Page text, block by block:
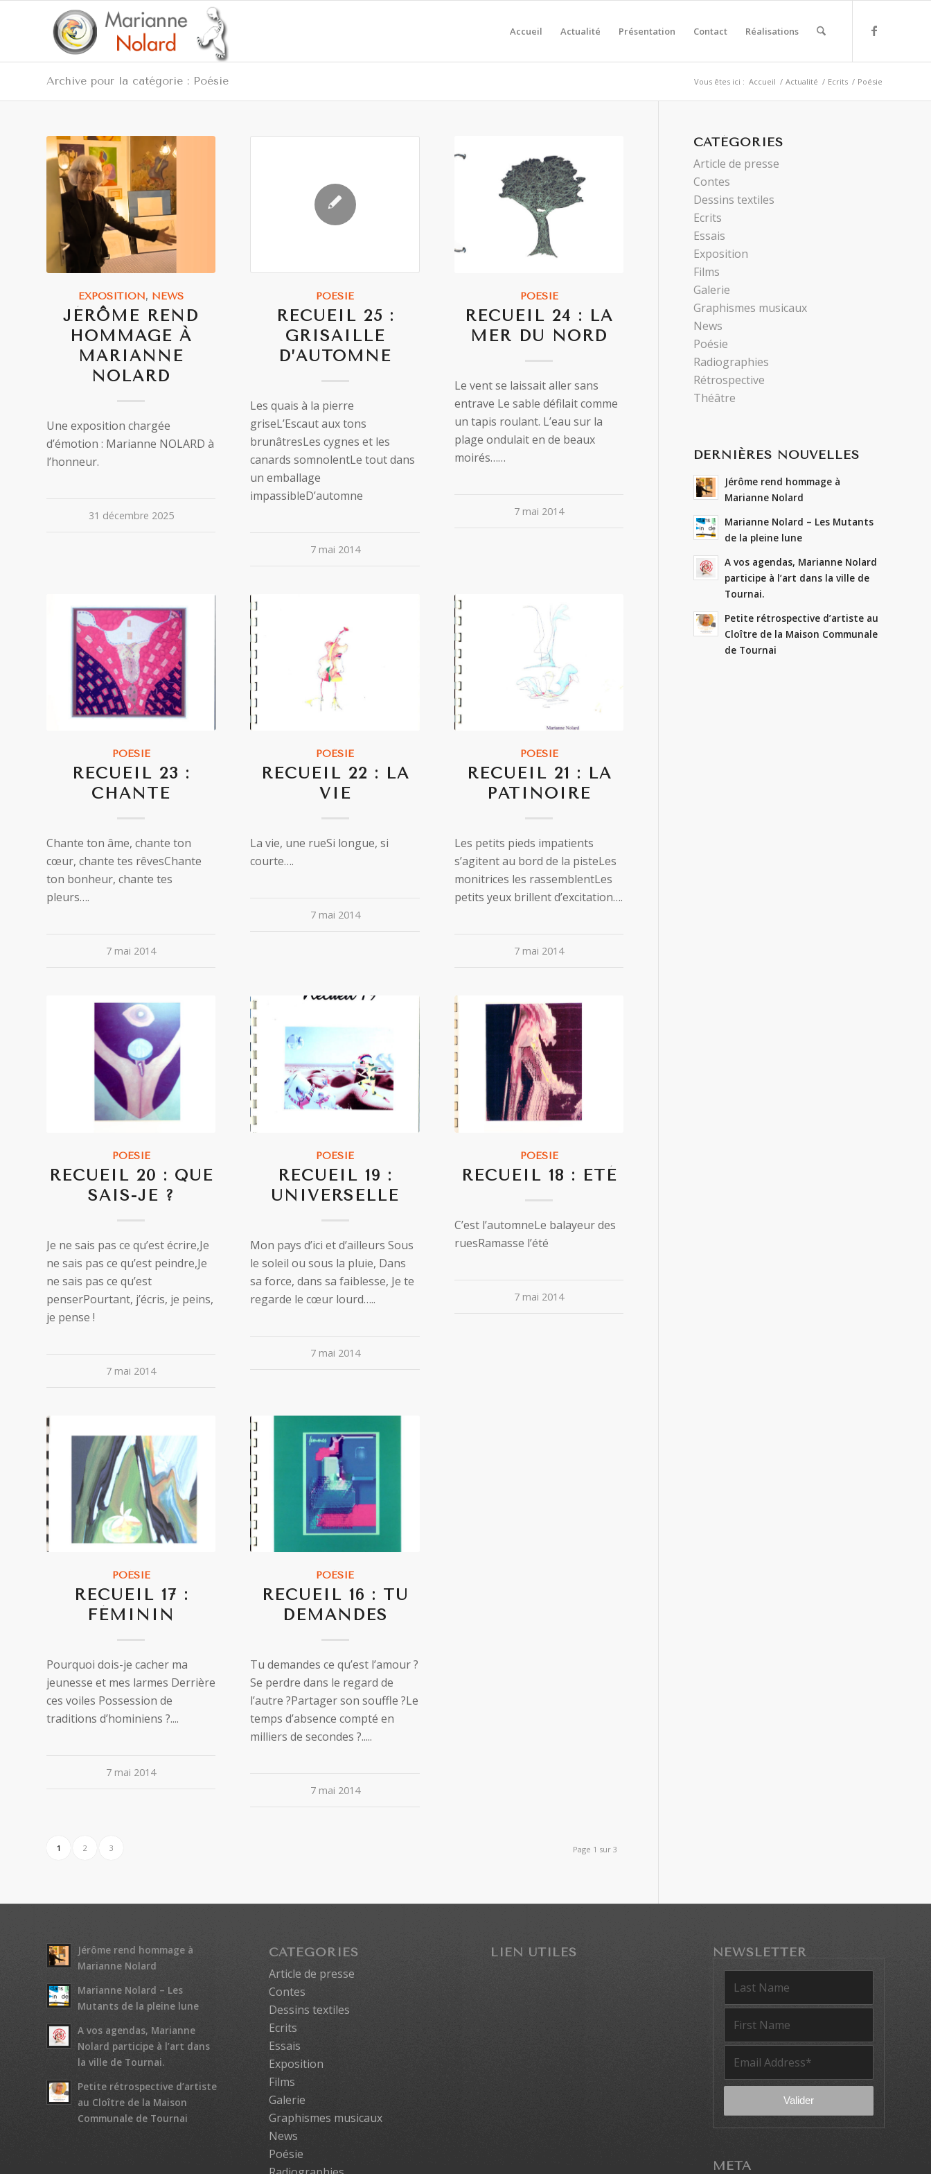
Accueil Actualité Présentation Contact Réalisations
Archive pour la catégorie : Poésie Vous êtes ici : Accueil / Actualité / Ecrits / Poésie
EXPOSITION, NEWS
JÉRÔME REND
HOMMAGE À
MARIANNE
NOLARD
Une exposition chargée
d’émotion : Marianne NOLARD à
l’honneur.
31 décembre 2025
POÉSIE
RECUEIL 25 :
GRISAILLE
D’AUTOMNE
Les quais à la pierre
griseL’Escaut aux tons
brunâtresLes cygnes et les
canards somnolentLe tout dans
un emballage
impassibleD’automne
7 mai 2014
POÉSIE
RECUEIL 24 : LA
MER DU NORD
Le vent se laissait aller sans
entrave Le sable défilait comme
un tapis roulant. L’eau sur la
plage ondulait en de beaux
moirés……
7 mai 2014
POÉSIE
RECUEIL 23 :
CHANTE
Chante ton âme, chante ton
cœur, chante tes rêvesChante
ton bonheur, chante tes
pleurs….
7 mai 2014
POÉSIE
RECUEIL 22 : LA
VIE
La vie, une rueSi longue, si
courte….
7 mai 2014
POÉSIE
RECUEIL 21 : LA
PATINOIRE
Les petits pieds impatients
s’agitent au bord de la pisteLes
monitrices les rassemblentLes
petits yeux brillent d’excitation….
7 mai 2014
POÉSIE
RECUEIL 20 : QUE
SAIS-JE ?
Je ne sais pas ce qu’est écrire,Je
ne sais pas ce qu’est peindre,Je
ne sais pas ce qu’est
penserPourtant, j’écris, je peins,
je pense !
7 mai 2014
POÉSIE
RECUEIL 19 :
UNIVERSELLE
Mon pays d’ici et d’ailleurs Sous
le soleil ou sous la pluie, Dans
sa force, dans sa faiblesse, Je te
regarde le cœur lourd…..
7 mai 2014
POÉSIE
RECUEIL 18 : ETÉ
C’est l’automneLe balayeur des
ruesRamasse l’été
7 mai 2014
POÉSIE
RECUEIL 17 :
FÉMININ
Pourquoi dois-je cacher ma
jeunesse et mes larmes Derrière
ces voiles Possession de
traditions d’hominiens ?....
7 mai 2014
POÉSIE
RECUEIL 16 : TU
DEMANDES
Tu demandes ce qu’est l’amour ?
Se perdre dans le regard de
l’autre ?Partager son souffle ?Le
temps d’absence compté en
milliers de secondes ?.....
7 mai 2014
Page 1 sur 3
1 2 3
CATÉGORIES
Article de presse
Contes
Dessins textiles
Ecrits
Essais
Exposition
Films
Galerie
Graphismes musicaux
News
Poésie
Radiographies
Rétrospective
Théâtre
DERNIÈRES NOUVELLES
Jérôme rend hommage à
Marianne Nolard
Marianne Nolard – Les Mutants
de la pleine lune
A vos agendas, Marianne Nolard
participe à l’art dans la ville de
Tournai.
Petite rétrospective d’artiste au
Cloître de la Maison Communale
de Tournai
Jérôme rend hommage à
Marianne Nolard
Marianne Nolard – Les
Mutants de la pleine lune
A vos agendas, Marianne
Nolard participe à l’art dans
la ville de Tournai.
Petite rétrospective d’artiste
au Cloître de la Maison
Communale de Tournai
CATÉGORIES
Article de presse
Contes
Dessins textiles
Ecrits
Essais
Exposition
Films
Galerie
Graphismes musicaux
News
Poésie
LIEN UTILES NEWSLETTER
MÉTA